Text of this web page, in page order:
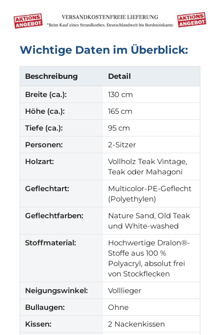
Wichtige Daten im Überblick:
Beschreibung
Detail
Breite (ca.):
130 cm
Höhe (ca.):
165 cm
Tiefe (ca.):
95 cm
Personen:
2-Sitzer
Holzart:
Vollholz Teak Vintage,
Teak oder Mahagoni
Geflechtart:
Multicolor-PE-Geflecht
(Polyethylen)
Geflechtfarben:
Nature Sand, Old Teak
und White-washed
Stoffmaterial:
Hochwertige Dralon®-
Stoffe aus 100 %
Polyacryl, absolut frei
von Stockflecken
Neigungswinkel:
Volllieger
Bullaugen:
Ohne
Kissen:
2 Nackenkissen